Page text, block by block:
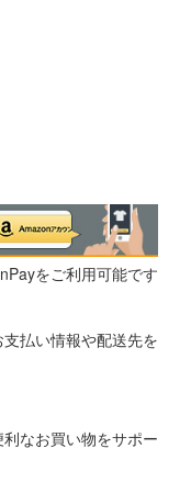
をご利用可能です
払い情報や配送先を
なお買い物をサポー